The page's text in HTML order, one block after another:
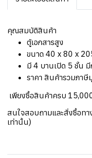
คุณสมบัติสินค้า
ตู้เอกสารสูง
ขนาด 40 x 80 x
มี 4 บานเปิด 5 ชั้น
ราคา สินค้ารวมภาษี
เพียงซื้อสินค้าครบ
สนใจสอบถามและสั่งซื้อทา
เท่านั้น)